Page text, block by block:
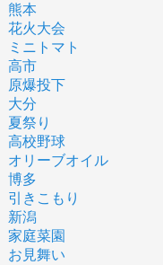
熊本
花火大会
ミニトマト
高市
原爆投下
大分
夏祭り
高校野球
オリーブオイル
博多
引きこもり
新潟
家庭菜園
お見舞い